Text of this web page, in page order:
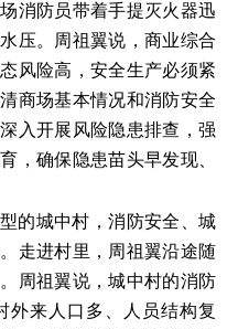
消防员带着手提灭火器迅
压。周祖翼说，商业综合
风险高，安全生产必须紧
商场基本情况和消防安全
入开展风险隐患排查，强
，确保隐患苗头早发现、
的城中村，消防安全、城
走进村里，周祖翼沿途随
周祖翼说，城中村的消防
外来人口多、人员结构复